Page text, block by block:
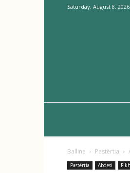
Saturday, August 8, 2026
Ballina Pastërtia
Pastërtia Abdesi